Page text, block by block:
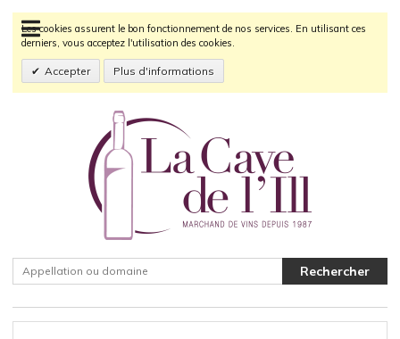
Les cookies assurent le bon fonctionnement de nos services. En utilisant ces
derniers, vous acceptez l'utilisation des cookies.
Accepter Plus d'informations